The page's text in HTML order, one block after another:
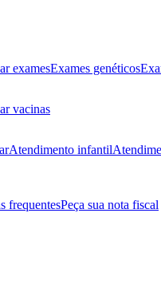
examesExames genéticos
vacinas
Atendimento infantil
frequentesPeça sua nota fiscal